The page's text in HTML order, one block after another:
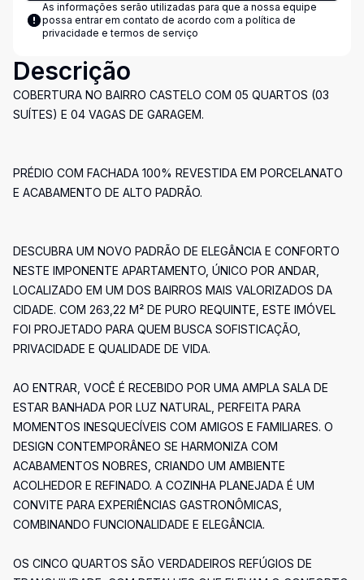
As informações serão utilizadas para que a nossa equipe
possa entrar em contato de acordo com a política de
privacidade e termos de serviço
Descrição
COBERTURA NO BAIRRO CASTELO COM 05 QUARTOS (03
SUÍTES) E 04 VAGAS DE GARAGEM.
PRÉDIO COM FACHADA 100% REVESTIDA EM PORCELANATO
E ACABAMENTO DE ALTO PADRÃO.
DESCUBRA UM NOVO PADRÃO DE ELEGÂNCIA E CONFORTO
NESTE IMPONENTE APARTAMENTO, ÚNICO POR ANDAR,
LOCALIZADO EM UM DOS BAIRROS MAIS VALORIZADOS DA
CIDADE. COM 263,22 M² DE PURO REQUINTE, ESTE IMÓVEL
FOI PROJETADO PARA QUEM BUSCA SOFISTICAÇÃO,
PRIVACIDADE E QUALIDADE DE VIDA.
AO ENTRAR, VOCÊ É RECEBIDO POR UMA AMPLA SALA DE
ESTAR BANHADA POR LUZ NATURAL, PERFEITA PARA
MOMENTOS INESQUECÍVEIS COM AMIGOS E FAMILIARES. O
DESIGN CONTEMPORÂNEO SE HARMONIZA COM
ACABAMENTOS NOBRES, CRIANDO UM AMBIENTE
ACOLHEDOR E REFINADO. A COZINHA PLANEJADA É UM
CONVITE PARA EXPERIÊNCIAS GASTRONÔMICAS,
COMBINANDO FUNCIONALIDADE E ELEGÂNCIA.
OS CINCO QUARTOS SÃO VERDADEIROS REFÚGIOS DE